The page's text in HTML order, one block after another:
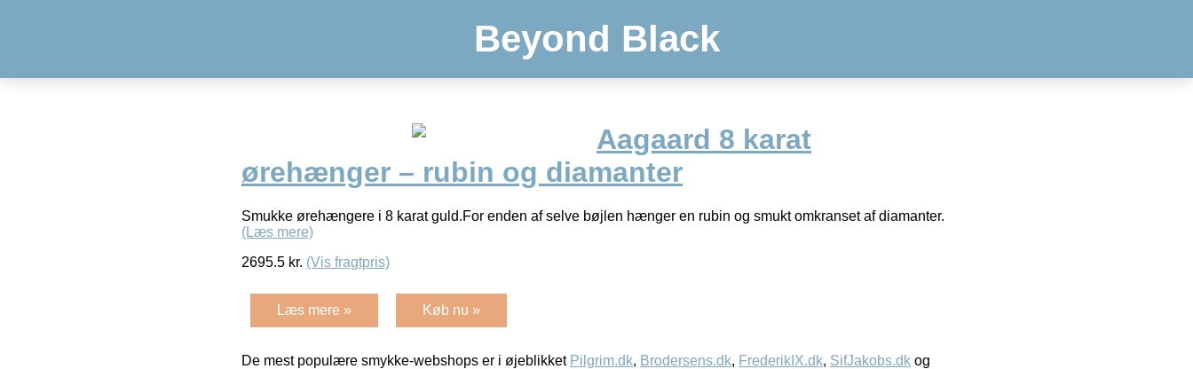
Beyond Black
Aagaard 8 karat
ørehænger – rubin og diamanter
Smukke ørehængere i 8 karat guld.For enden af selve bøjlen hænger en rubin og smukt omkranset af diamanter.
(Læs mere)
2695.5 kr. (Vis fragtpris)
Læs mere » Køb nu »
De mest populære smykke-webshops er i øjeblikket Pilgrim.dk, Brodersens.dk, FrederikIX.dk, SifJakobs.dk og